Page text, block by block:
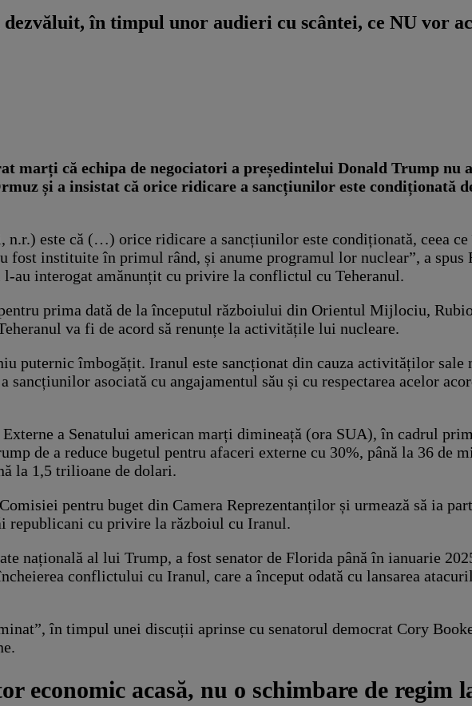
în timpul unor audieri cu scântei, ce NU vor
marți că echipa de negociatori a președintelui Donald Trump
și a insistat că orice ridicare a sancțiunilor este condiționată
este că (…) orice ridicare a sancțiunilor este condiționată, ceea ce
instituite în primul rând, și anume programul lor nuclear”, a
au interogat amănunțit cu privire la conflictul cu Teheranul.
prima dată de la începutul războiului din Orientul Mijlociu,
va fi de acord să renunțe la activitățile lui nucleare.
puternic îmbogățit. Iranul este sancționat din cauza activităților sale
sancțiunilor asociată cu angajamentul său și cu respectarea acelor
a Senatului american marți dimineață (ora SUA), în cadrul
de a reduce bugetul pentru afaceri externe cu 30%, până la 36 de
la 1,5 trilioane de dolari.
pentru buget din Camera Reprezentanților și urmează să ia
republicani cu privire la războiul cu Iranul.
națională al lui Trump, a fost senator de Florida până în ianuarie
conflictului cu Iranul, care a început odată cu lansarea
în timpul unei discuții aprinse cu senatorul democrat Cory
economic acasă, nu o schimbare de regim